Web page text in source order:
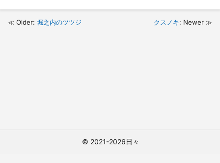
Older: 堀之内のツツジ クスノキ: Newer
© 2021-2026日々